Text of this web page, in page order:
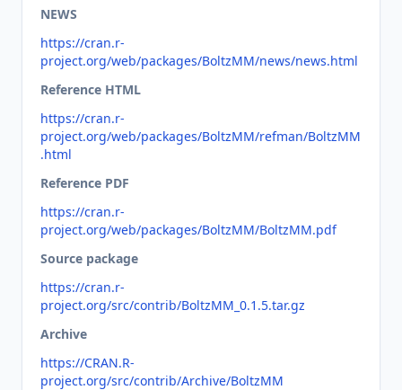
NEWS
https://cran.r-
project.org/web/packages/BoltzMM/news/news.html
Reference HTML
https://cran.r-
project.org/web/packages/BoltzMM/refman/BoltzMM
.html
Reference PDF
https://cran.r-
project.org/web/packages/BoltzMM/BoltzMM.pdf
Source package
https://cran.r-
project.org/src/contrib/BoltzMM_0.1.5.tar.gz
Archive
https://CRAN.R-
project.org/src/contrib/Archive/BoltzMM